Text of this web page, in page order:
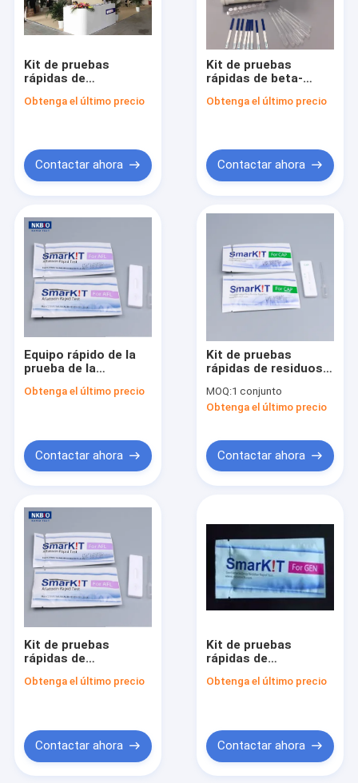
Sobre nosotros
Visita a la fábrica
Kit de prueba de metales pesados de cadmio para durián
Kit de pruebas
rápidas de
Obtenga el último precio
Contactar ahora
Kit de pruebas
rápidas de beta-
Obtenga el último precio
Contactar ahora
Equipo rápido de la
prueba de la
Obtenga el último precio
Contactar ahora
Kit de pruebas
rápidas de residuos
alimentos
MOQ:1 conjunto
Obtenga el último precio
Contactar ahora
Kit de pruebas
rápidas de
Obtenga el último precio
Contactar ahora
Kit de pruebas
rápidas de
Obtenga el último precio
Contactar ahora